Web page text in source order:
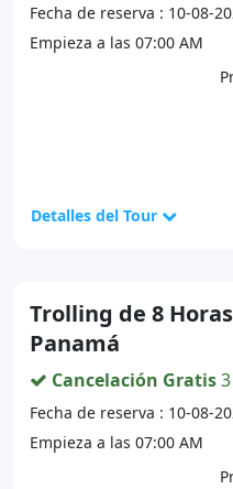
Fecha de reserva : 10-08-
Empieza a las 07:00 AM
Detalles del Tour
Trolling de 8
Panamá
Cancelación Gratis
Fecha de reserva : 10-08-
Empieza a las 07:00 AM